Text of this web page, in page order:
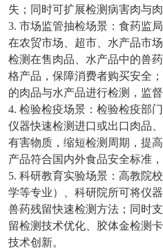
失；同时可扩展检测病害肉与
3. 市场监管抽检场景：食药监
在农贸市场、超市、水产品市
检测在售肉品、水产品中的兽
格产品，保障消费者购买安全
的肉品与水产品进行检测，监
4. 检验检疫场景：检验检疫部
仪器快速检测进口或出口肉品
有害物质，缩短检测周期，提
产品符合国内外食品安全标准，
5. 科研教育实验场景：高教院
学等专业）、科研院所可将仪
兽药残留快速检测方法；同时
留检测技术优化、胶体金检测
技术创新。